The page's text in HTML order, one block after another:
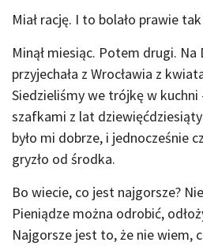
Miał rację. I to bolało prawie
Minął miesiąc. Potem drugi.
przyjechała z Wrocławia z
Siedzieliśmy we trójkę w kuchni
szafkami z lat
było mi dobrze, i jednocześnie
gryzło od środka.
Bo wiecie, co jest najgorsze?
Pieniądze można odrobić,
Najgorsze jest to, że nie wiem,